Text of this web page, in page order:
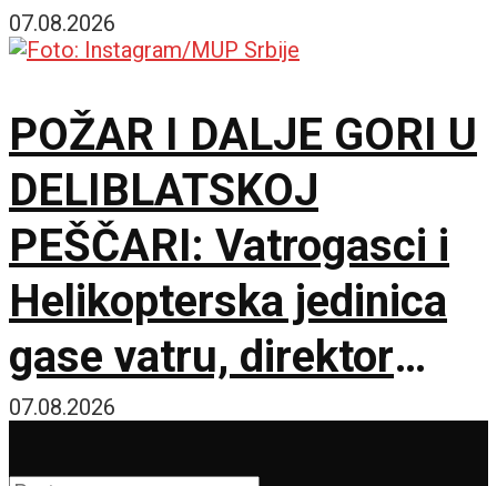
čišćenje i održavanje
07.08.2026
POŽAR I DALJE GORI U
DELIBLATSKOJ
PEŠČARI: Vatrogasci i
Helikopterska jedinica
gase vatru, direktor
policije obišao požarište
07.08.2026